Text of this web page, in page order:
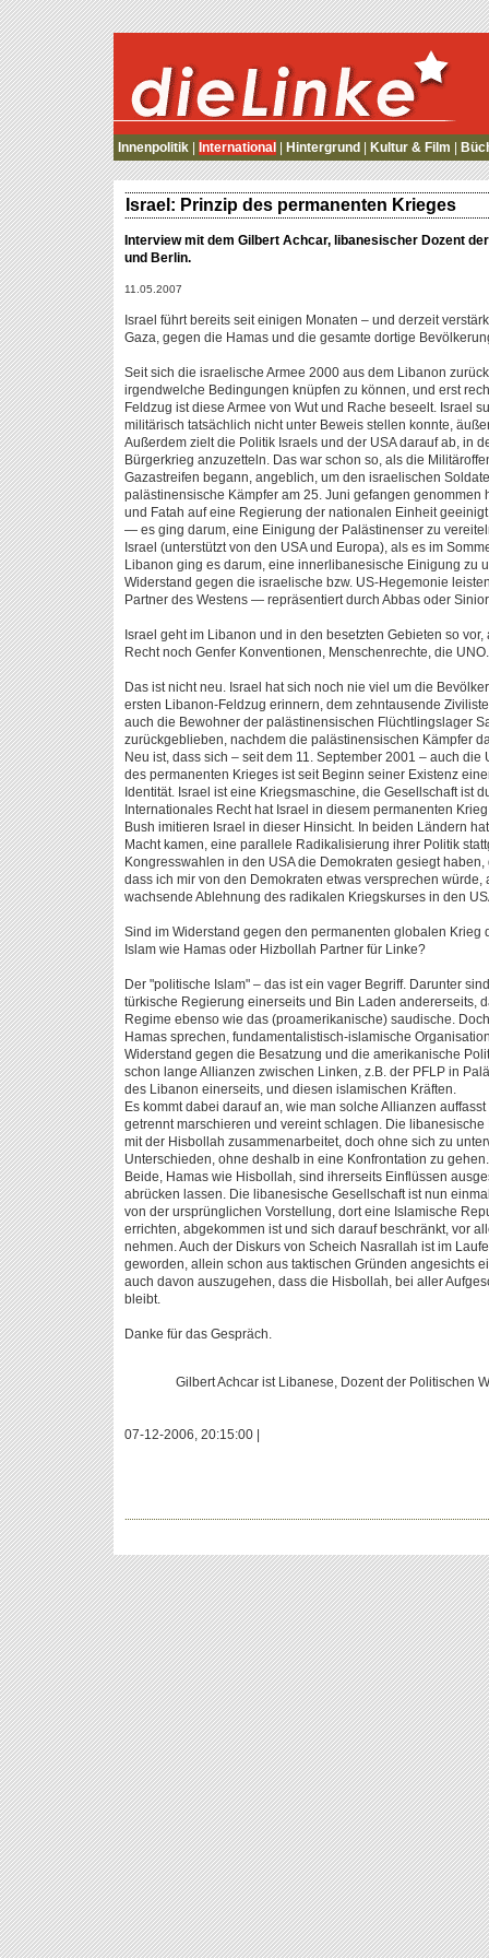
die Linke
Innenpolitik International Hintergrund Kultur & Film
Israel: Prinzip des permanenten Krieges
Interview mit dem Gilbert Achcar, libanesischer Dozent
und Berlin.
11.05.2007
Israel führt bereits seit einigen Monaten – und derzeit
Gaza, gegen die Hamas und die gesamte dortige
Seit sich die israelische Armee 2000 aus dem Libanon
irgendwelche Bedingungen knüpfen zu können, und erst
Feldzug ist diese Armee von Wut und Rache beseelt. Israel
militärisch tatsächlich nicht unter Beweis stellen konnte,
Außerdem zielt die Politik Israels und der USA darauf ab, in
Bürgerkrieg anzuzetteln. Das war schon so, als die
Gazastreifen begann, angeblich, um den israelischen
palästinensische Kämpfer am 25. Juni gefangen genommen
und Fatah auf eine Regierung der nationalen Einheit
— es ging darum, eine Einigung der Palästinenser zu
Israel (unterstützt von den USA und Europa), als es im
Libanon ging es darum, eine innerlibanesische Einigung zu
Widerstand gegen die israelische bzw. US-Hegemonie
Partner des Westens — repräsentiert durch Abbas oder
Israel geht im Libanon und in den besetzten Gebieten so
Recht noch Genfer Konventionen, Menschenrechte, die UNO.
Das ist nicht neu. Israel hat sich noch nie viel um die
ersten Libanon-Feldzug erinnern, dem zehntausende
auch die Bewohner der palästinensischen Flüchtlingslager
zurückgeblieben, nachdem die palästinensischen Kämpfer
Neu ist, dass sich – seit dem 11. September 2001 – auch
des permanenten Krieges ist seit Beginn seiner Existenz
Identität. Israel ist eine Kriegsmaschine, die Gesellschaft ist
Internationales Recht hat Israel in diesem permanenten
Bush imitieren Israel in dieser Hinsicht. In beiden Ländern
Macht kamen, eine parallele Radikalisierung ihrer Politik
Kongresswahlen in den USA die Demokraten gesiegt
dass ich mir von den Demokraten etwas versprechen
wachsende Ablehnung des radikalen Kriegskurses in den
Sind im Widerstand gegen den permanenten globalen Krieg
Islam wie Hamas oder Hizbollah Partner für Linke?
Der "politische Islam" – das ist ein vager Begriff. Darunter
türkische Regierung einerseits und Bin Laden andererseits,
Regime ebenso wie das (proamerikanische) saudische.
Hamas sprechen, fundamentalistisch-islamische
Widerstand gegen die Besatzung und die amerikanische
schon lange Allianzen zwischen Linken, z.B. der PFLP in
des Libanon einerseits, und diesen islamischen Kräften.
Es kommt dabei darauf an, wie man solche Allianzen
getrennt marschieren und vereint schlagen. Die
mit der Hisbollah zusammenarbeitet, doch ohne sich zu
Unterschieden, ohne deshalb in eine Konfrontation zu gehen.
Beide, Hamas wie Hisbollah, sind ihrerseits Einflüssen
abrücken lassen. Die libanesische Gesellschaft ist nun
von der ursprünglichen Vorstellung, dort eine Islamische
errichten, abgekommen ist und sich darauf beschränkt, vor
nehmen. Auch der Diskurs von Scheich Nasrallah ist im
geworden, allein schon aus taktischen Gründen angesichts
auch davon auszugehen, dass die Hisbollah, bei aller
bleibt.
Danke für das Gespräch.
Gilbert Achcar ist Libanese, Dozent der Politischen
07-12-2006, 20:15:00 |